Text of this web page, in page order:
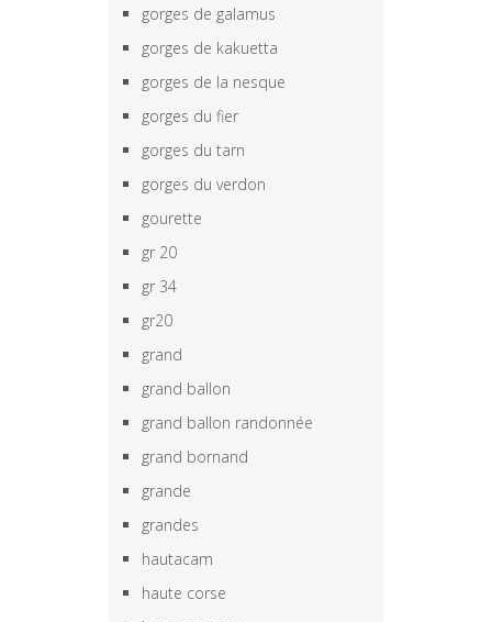
gorges de galamus
gorges de kakuetta
gorges de la nesque
gorges du fier
gorges du tarn
gorges du verdon
gourette
gr 20
gr 34
gr20
grand
grand ballon
grand ballon randonnée
grand bornand
grande
grandes
hautacam
haute corse